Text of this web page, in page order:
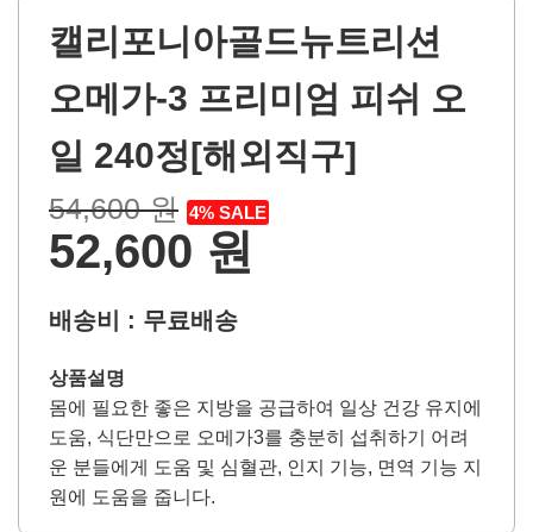
캘리포니아골드뉴트리션
오메가-3 프리미엄 피쉬 오
일 240정[해외직구]
54,600 원 4% SALE
52,600 원
배송비 : 무료배송
상품설명
몸에 필요한 좋은 지방을 공급하여 일상 건강 유지에
도움, 식단만으로 오메가3를 충분히 섭취하기 어려
운 분들에게 도움 및 심혈관, 인지 기능, 면역 기능 지
원에 도움을 줍니다.